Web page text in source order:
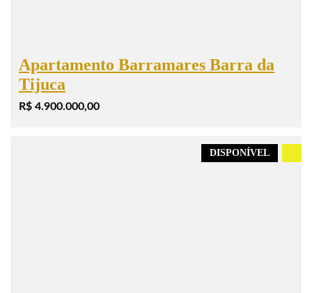
Apartamento Barramares Barra da
Tijuca
R$ 4.900.000,00
DISPONÍVEL